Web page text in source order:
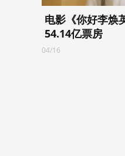
电影《你好李焕
54.14亿票房
04/16